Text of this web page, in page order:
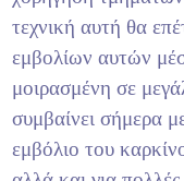
τεχνική αυτή θα
εμβολίων αυτών
μοιρασμένη σε
συμβαίνει σήμερα
εμβόλιο του